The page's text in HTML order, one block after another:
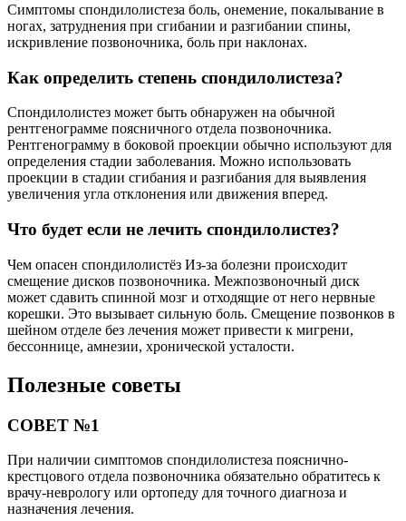
Симптомы спондилолистеза боль, онемение, покалывание в
ногах, затруднения при сгибании и разгибании спины,
искривление позвоночника, боль при наклонах.
Как определить степень спондилолистеза?
Спондилолистез может быть обнаружен на обычной
рентгенограмме поясничного отдела позвоночника.
Рентгенограмму в боковой проекции обычно используют для
определения стадии заболевания. Можно использовать
проекции в стадии сгибания и разгибания для выявления
увеличения угла отклонения или движения вперед.
Что будет если не лечить спондилолистез?
Чем опасен спондилолистёз Из-за болезни происходит
смещение дисков позвоночника. Межпозвоночный диск
может сдавить спинной мозг и отходящие от него нервные
корешки. Это вызывает сильную боль. Смещение позвонков в
шейном отделе без лечения может привести к мигрени,
бессоннице, амнезии, хронической усталости.
Полезные советы
СОВЕТ №1
При наличии симптомов спондилолистеза пояснично-
крестцового отдела позвоночника обязательно обратитесь к
врачу-неврологу или ортопеду для точного диагноза и
назначения лечения.